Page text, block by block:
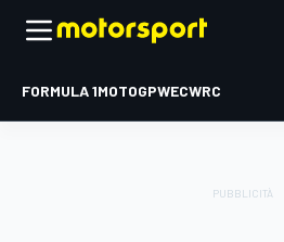
FORMULA 1MOTOGPWECWRC